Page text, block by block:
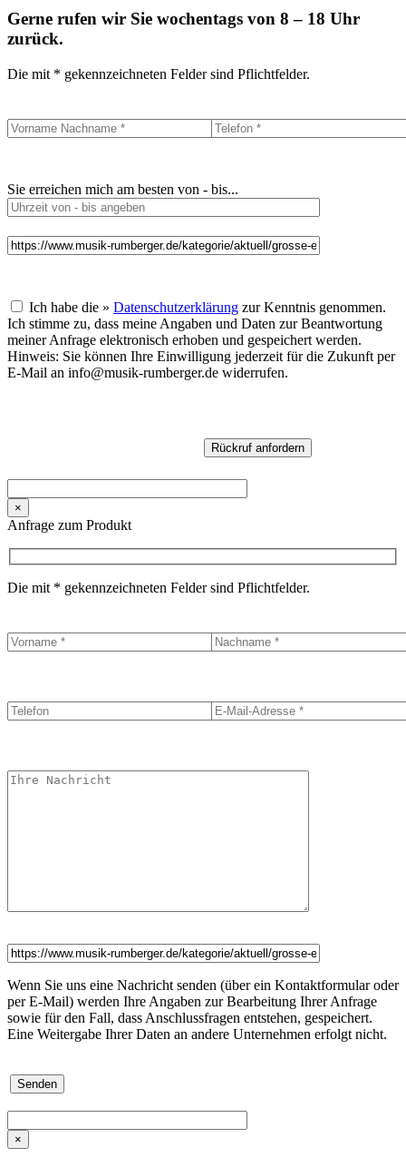
Gerne rufen wir Sie wochentags von 8 – 18 Uhr
zurück.
Die mit * gekennzeichneten Felder sind Pflichtfelder.
Sie erreichen mich am besten von - bis...
Ich habe die » Datenschutzerklärung zur Kenntnis genommen.
Ich stimme zu, dass meine Angaben und Daten zur Beantwortung
meiner Anfrage elektronisch erhoben und gespeichert werden.
Hinweis: Sie können Ihre Einwilligung jederzeit für die Zukunft per
E-Mail an info@musik-rumberger.de widerrufen.
×
Anfrage zum Produkt
Die mit * gekennzeichneten Felder sind Pflichtfelder.
Wenn Sie uns eine Nachricht senden (über ein Kontaktformular oder
per E-Mail) werden Ihre Angaben zur Bearbeitung Ihrer Anfrage
sowie für den Fall, dass Anschlussfragen entstehen, gespeichert.
Eine Weitergabe Ihrer Daten an andere Unternehmen erfolgt nicht.
×